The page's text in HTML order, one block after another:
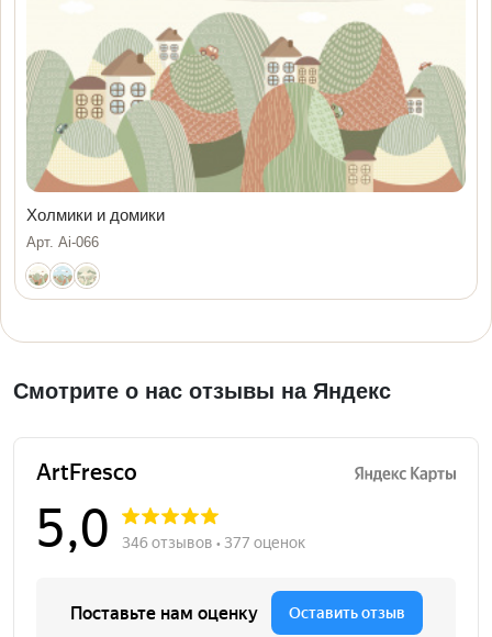
Холмики и домики
Арт. Ai-066
Смотрите о нас отзывы на Яндекс